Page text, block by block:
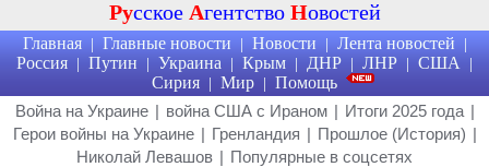
Русское Агентство Новостей
Главная | Главные новости | Новости | Лента новостей |
Россия | Путин | Украина | Крым | ДНР | ЛНР | США |
Сирия | Мир | Помощь
Война на Украине | война США с Ираном | Итоги 2025 года |
Герои войны на Украине | Гренландия | Прошлое (История) |
Николай Левашов | Популярные в соцсетях